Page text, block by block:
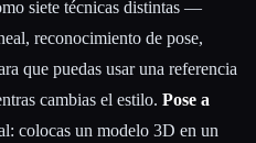
siete técnicas distintas —
reconocimiento de pose,
que puedas usar una referencia
cambias el estilo. Pose a
colocas un modelo 3D en un